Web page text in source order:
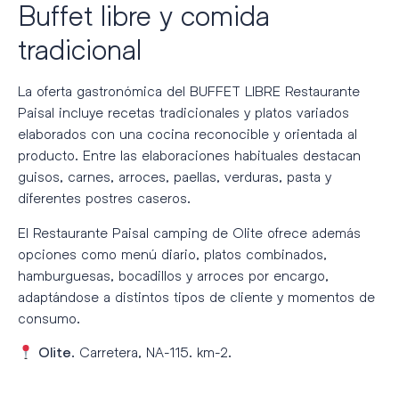
Buffet libre y comida
tradicional
La oferta gastronómica del BUFFET LIBRE Restaurante
Paisal incluye recetas tradicionales y platos variados
elaborados con una cocina reconocible y orientada al
producto. Entre las elaboraciones habituales destacan
guisos, carnes, arroces, paellas, verduras, pasta y
diferentes postres caseros.
El Restaurante Paisal camping de Olite ofrece además
opciones como menú diario, platos combinados,
hamburguesas, bocadillos y arroces por encargo,
adaptándose a distintos tipos de cliente y momentos de
consumo.
Olite. Carretera, NA-115. km-2.